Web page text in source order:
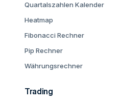
Quartalszahlen Kalender
Heatmap
Fibonacci Rechner
Pip Rechner
Währungsrechner
Trading